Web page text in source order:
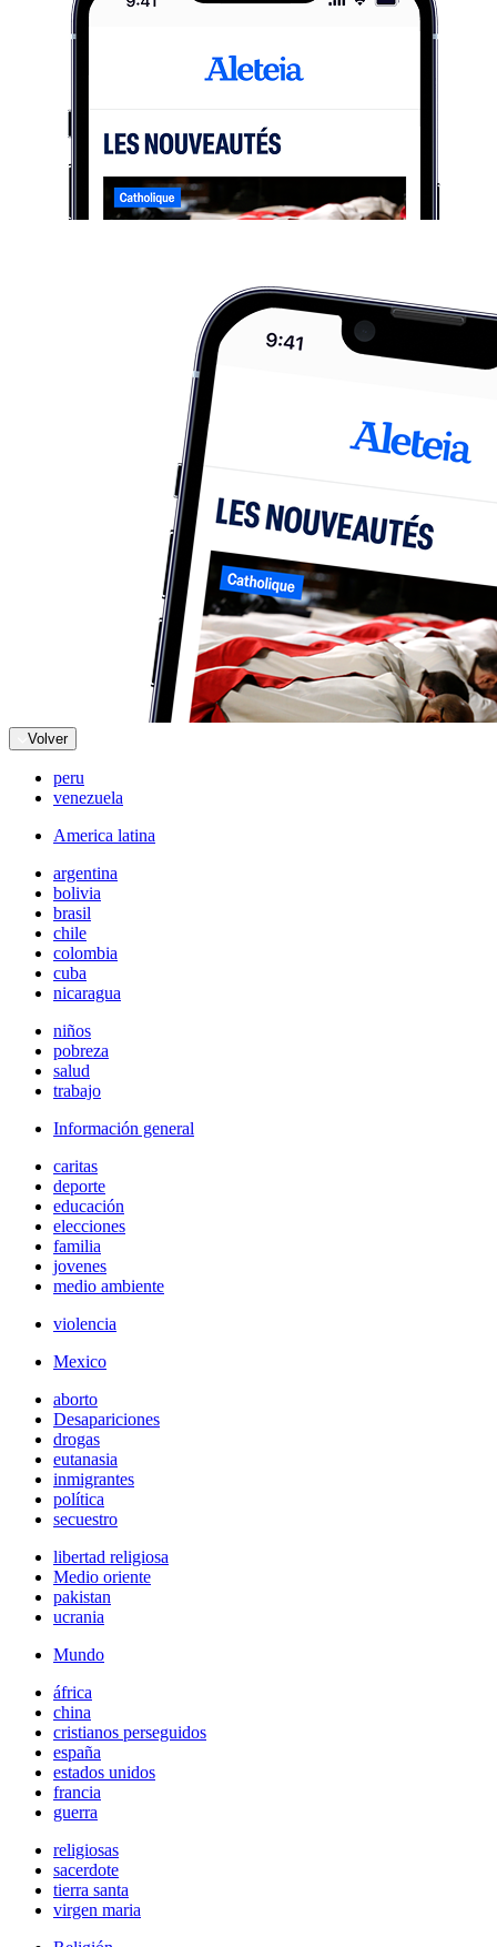
Volver
peru
venezuela
America latina
argentina
bolivia
brasil
chile
colombia
cuba
nicaragua
niños
pobreza
salud
trabajo
Información general
caritas
deporte
educación
elecciones
familia
jovenes
medio ambiente
violencia
Mexico
aborto
Desapariciones
drogas
eutanasia
inmigrantes
política
secuestro
libertad religiosa
Medio oriente
pakistan
ucrania
Mundo
áfrica
china
cristianos perseguidos
españa
estados unidos
francia
guerra
religiosas
sacerdote
tierra santa
virgen maria